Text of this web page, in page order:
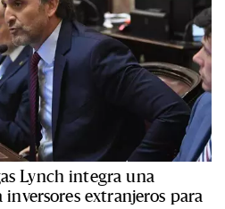
Lynch integra una
inversores extranjeros para